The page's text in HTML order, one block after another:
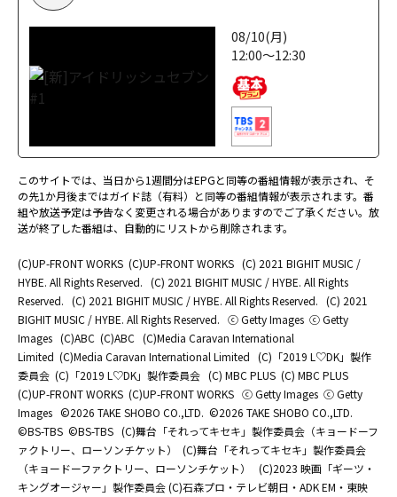
08/10(月)
12:00～12:30
このサイトでは、当日から1週間分はEPGと同等の番組情報が表示され、そ
の先1か月後まではガイド誌（有料）と同等の番組情報が表示されます。番
組や放送予定は予告なく変更される場合がありますのでご了承ください。放
送が終了した番組は、自動的にリストから削除されます。
(C)UP-FRONT WORKS (C)UP-FRONT WORKS (C) 2021 BIGHIT MUSIC /
HYBE. All Rights Reserved. (C) 2021 BIGHIT MUSIC / HYBE. All Rights
Reserved. (C) 2021 BIGHIT MUSIC / HYBE. All Rights Reserved. (C) 2021
BIGHIT MUSIC / HYBE. All Rights Reserved. ⓒ Getty Images ⓒ Getty
Images (C)ABC (C)ABC (C)Media Caravan International
Limited (C)Media Caravan International Limited (C)「2019 L♡DK」製作
委員会 (C)「2019 L♡DK」製作委員会 (C) MBC PLUS (C) MBC PLUS
(C)UP-FRONT WORKS (C)UP-FRONT WORKS ⓒ Getty Images ⓒ Getty
Images ©2026 TAKE SHOBO CO.,LTD. ©2026 TAKE SHOBO CO.,LTD.
©BS-TBS ©BS-TBS (C)舞台「それってキセキ」製作委員会（キョードーフ
ァクトリー、ローソンチケット）
(C)舞台「それってキセキ」製作委員会
（キョードーファクトリー、ローソンチケット）
(C)2023 映画「ギーツ・
キングオージャー」製作委員会 (C)石森プロ・テレビ朝日・ADK EM・東映